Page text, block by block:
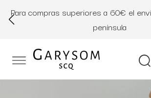
Para compras superiores a 60€ el
península